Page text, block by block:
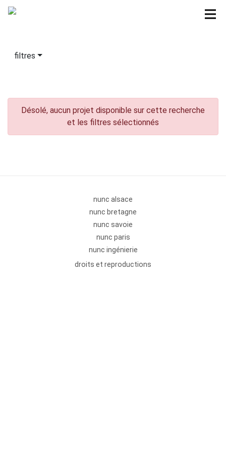
filtres
Désolé, aucun projet disponible sur cette recherche
et les filtres sélectionnés
nunc alsace
nunc bretagne
nunc savoie
nunc paris
nunc ingénierie
droits et reproductions